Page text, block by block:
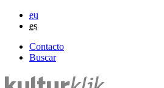
eu
es
Contacto
Buscar